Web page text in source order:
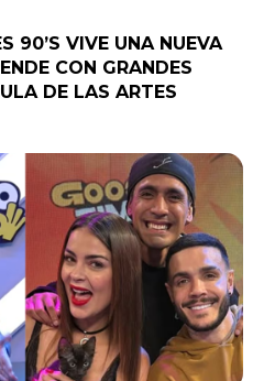
90’S VIVE UNA NUEVA
CON GRANDES
DE LAS ARTES